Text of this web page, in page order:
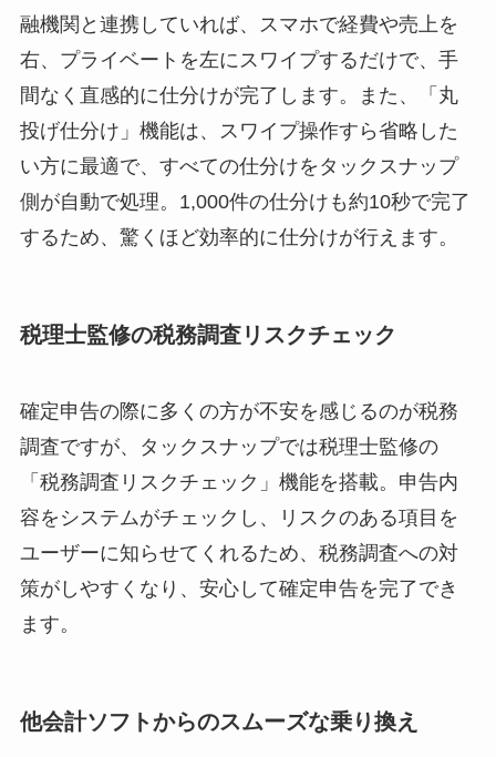
融機関と連携していれば、スマホで経費や売上を
右、プライベートを左にスワイプするだけで、手
間なく直感的に仕分けが完了します。また、「丸
投げ仕分け」機能は、スワイプ操作すら省略した
い方に最適で、すべての仕分けをタックスナップ
側が自動で処理。1,000件の仕分けも約10秒で完了
するため、驚くほど効率的に仕分けが行えます。
税理士監修の税務調査リスクチェック
確定申告の際に多くの方が不安を感じるのが税務
調査ですが、タックスナップでは税理士監修の
「税務調査リスクチェック」機能を搭載。申告内
容をシステムがチェックし、リスクのある項目を
ユーザーに知らせてくれるため、税務調査への対
策がしやすくなり、安心して確定申告を完了でき
ます。
他会計ソフトからのスムーズな乗り換え